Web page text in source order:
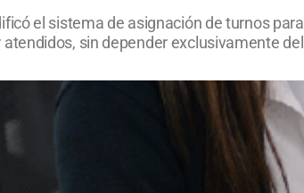
el sistema de asignación de turnos
atendidos, sin depender exclusivamente